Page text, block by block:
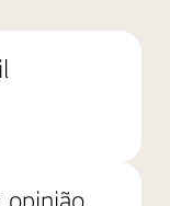
opinião